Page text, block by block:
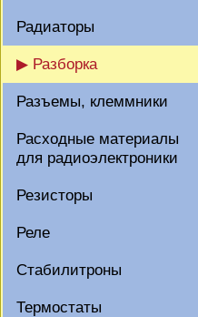
Радиаторы
▶ Разборка
Разъемы, клеммники
Расходные материалы
для радиоэлектроники
Резисторы
Реле
Стабилитроны
Термостаты